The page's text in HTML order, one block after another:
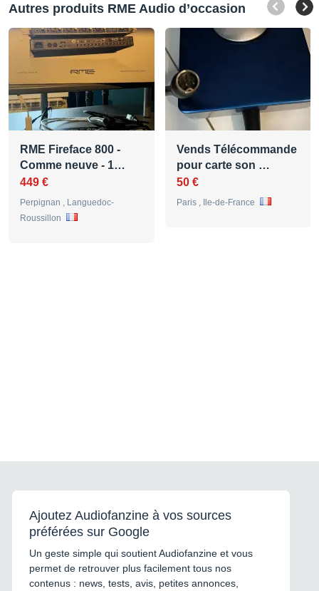
Autres produits RME Audio d’occasion
RME Fireface 800 -
Comme neuve - 1…
449 €
Perpignan , Languedoc-
Roussillon
Vends Télécommande
pour carte son …
50 €
Paris , Ile-de-France
Ajoutez Audiofanzine à vos sources
préférées sur Google
Un geste simple qui soutient Audiofanzine et vous
permet de retrouver plus facilement tous nos
contenus : news, tests, avis, petites annonces,